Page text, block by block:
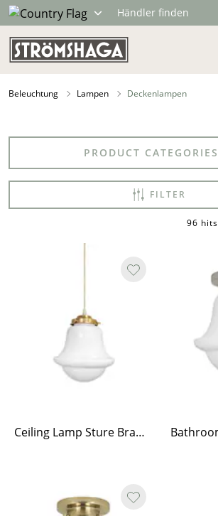
Händler finden
Beleuchtung Lampen Deckenlampen
PRODUCT CATEGORIES
FILTER
96 hits
Ceiling Lamp Sture Brass/Opal White